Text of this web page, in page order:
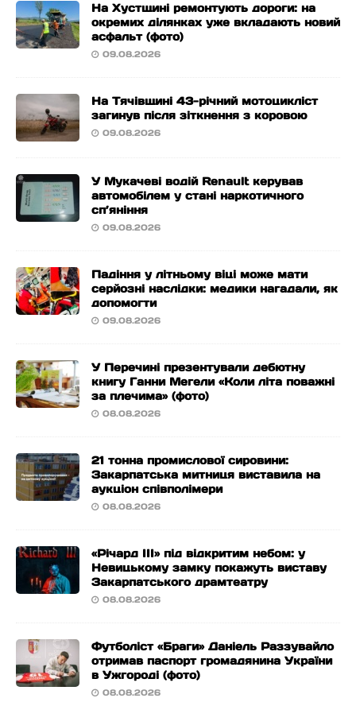
На Хустщині ремонтують дороги: на
окремих ділянках уже вкладають новий
асфальт (фото)
09.08.2026
На Тячівщині 43-річний мотоцикліст
загинув після зіткнення з коровою
09.08.2026
У Мукачеві водій Renault керував
автомобілем у стані наркотичного
сп’яніння
09.08.2026
Падіння у літньому віці може мати
серйозні наслідки: медики нагадали, як
допомогти
09.08.2026
У Перечині презентували дебютну
книгу Ганни Мегели «Коли літа поважні
за плечима» (фото)
08.08.2026
21 тонна промислової сировини:
Закарпатська митниця виставила на
аукціон співполімери
08.08.2026
«Річард ІІІ» під відкритим небом: у
Невицькому замку покажуть виставу
Закарпатського драмтеатру
08.08.2026
Футболіст «Браги» Даніель Раззувайло
отримав паспорт громадянина України
в Ужгороді (фото)
08.08.2026